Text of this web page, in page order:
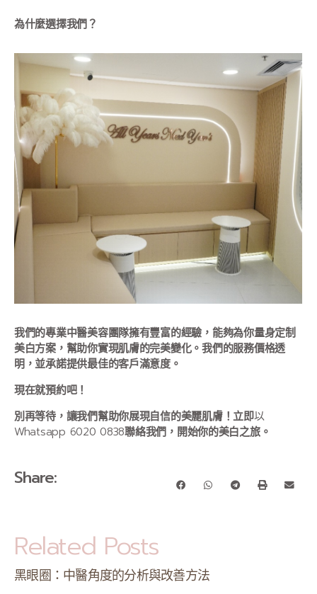
為什麼選擇我們？
我們的專業中醫美容團隊擁有豐富的經驗，能夠為你量身定制
美白方案，幫助你實現肌膚的完美變化。我們的服務價格透
明，並承諾提供最佳的客戶滿意度。
現在就預約吧！
別再等待，讓我們幫助你展現自信的美麗肌膚！立即以
Whatsapp 6020 0838聯絡我們，開始你的美白之旅。
Share:
Related Posts
黑眼圈：中醫角度的分析與改善方法